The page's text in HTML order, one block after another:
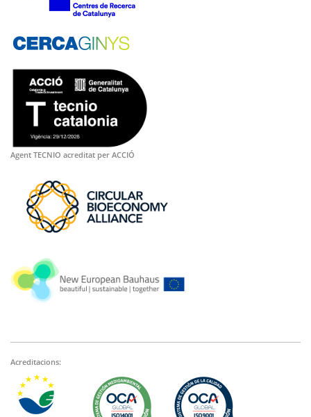
Agent TECNIO acreditat per ACCIÓ
Acreditacions: